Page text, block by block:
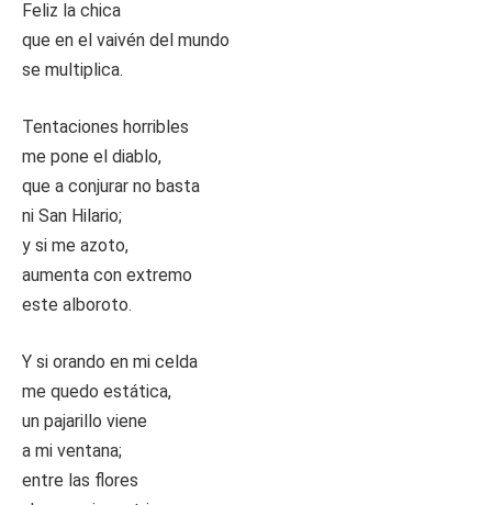
Feliz la chica
que en el vaivén del mundo
se multiplica.
Tentaciones horribles
me pone el diablo,
que a conjurar no basta
ni San Hilario;
y si me azoto,
aumenta con extremo
este alboroto.
Y si orando en mi celda
me quedo estática,
un pajarillo viene
a mi ventana;
entre las flores